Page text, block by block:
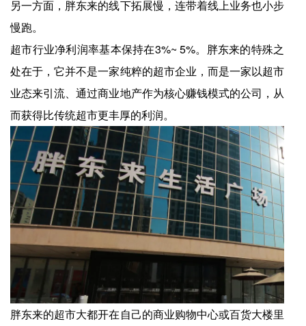
另一方面，胖东来的线下拓展慢，连带着线上业务也小步
慢跑。
超市行业净利润率基本保持在3%~ 5%。胖东来的特殊之
处在于，它并不是一家纯粹的超市企业，而是一家以超市
业态来引流、通过商业地产作为核心赚钱模式的公司，从
而获得比传统超市更丰厚的利润。
胖东来的超市大都开在自己的商业购物中心或百货大楼里